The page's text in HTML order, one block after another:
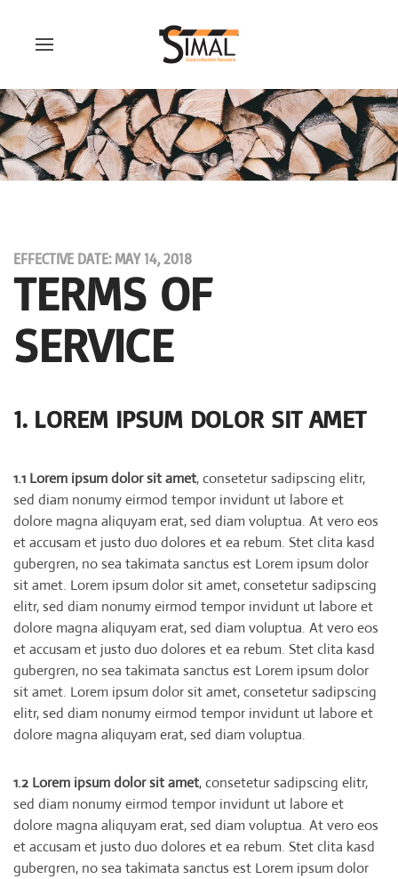
EFFECTIVE DATE: MAY 14, 2018
TERMS OF
SERVICE
1. LOREM IPSUM DOLOR SIT AMET
1.1 Lorem ipsum dolor sit amet, consetetur sadipscing elitr,
sed diam nonumy eirmod tempor invidunt ut labore et
dolore magna aliquyam erat, sed diam voluptua. At vero eos
et accusam et justo duo dolores et ea rebum. Stet clita kasd
gubergren, no sea takimata sanctus est Lorem ipsum dolor
sit amet. Lorem ipsum dolor sit amet, consetetur sadipscing
elitr, sed diam nonumy eirmod tempor invidunt ut labore et
dolore magna aliquyam erat, sed diam voluptua. At vero eos
et accusam et justo duo dolores et ea rebum. Stet clita kasd
gubergren, no sea takimata sanctus est Lorem ipsum dolor
sit amet. Lorem ipsum dolor sit amet, consetetur sadipscing
elitr, sed diam nonumy eirmod tempor invidunt ut labore et
dolore magna aliquyam erat, sed diam voluptua.
1.2 Lorem ipsum dolor sit amet, consetetur sadipscing elitr,
sed diam nonumy eirmod tempor invidunt ut labore et
dolore magna aliquyam erat, sed diam voluptua. At vero eos
et accusam et justo duo dolores et ea rebum. Stet clita kasd
gubergren, no sea takimata sanctus est Lorem ipsum dolor